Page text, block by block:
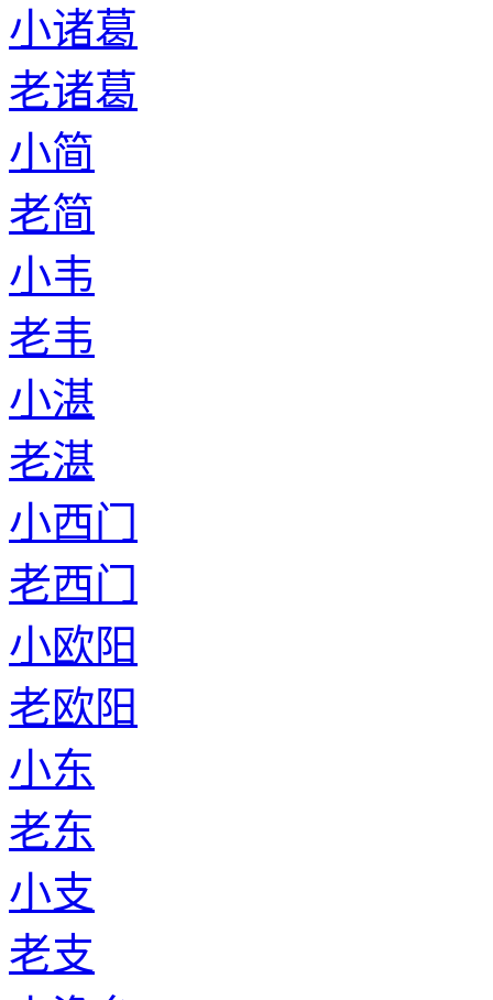
小诸葛
老诸葛
小简
老简
小韦
老韦
小湛
老湛
小西门
老西门
小欧阳
老欧阳
小东
老东
小支
老支